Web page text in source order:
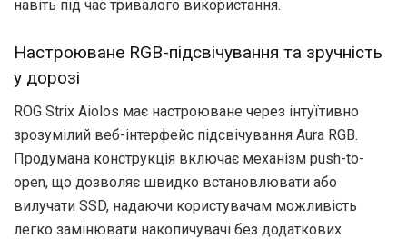
навіть під час тривалого використання.
Настроюване RGB-підсвічування та зручність
у дорозі
ROG Strix Aiolos має настроюване через інтуїтивно
зрозумілий веб-інтерфейс підсвічування Aura RGB.
Продумана конструкція включає механізм push-to-
open, що дозволяє швидко встановлювати або
вилучати SSD, надаючи користувачам можливість
легко замінювати накопичувачі без додаткових